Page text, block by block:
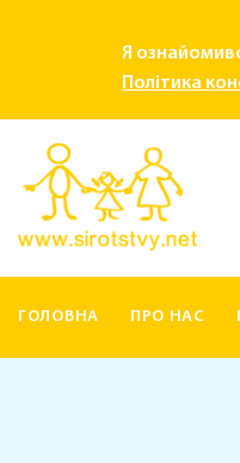
Я
Політика
ГОЛОВНА ПРО НАС